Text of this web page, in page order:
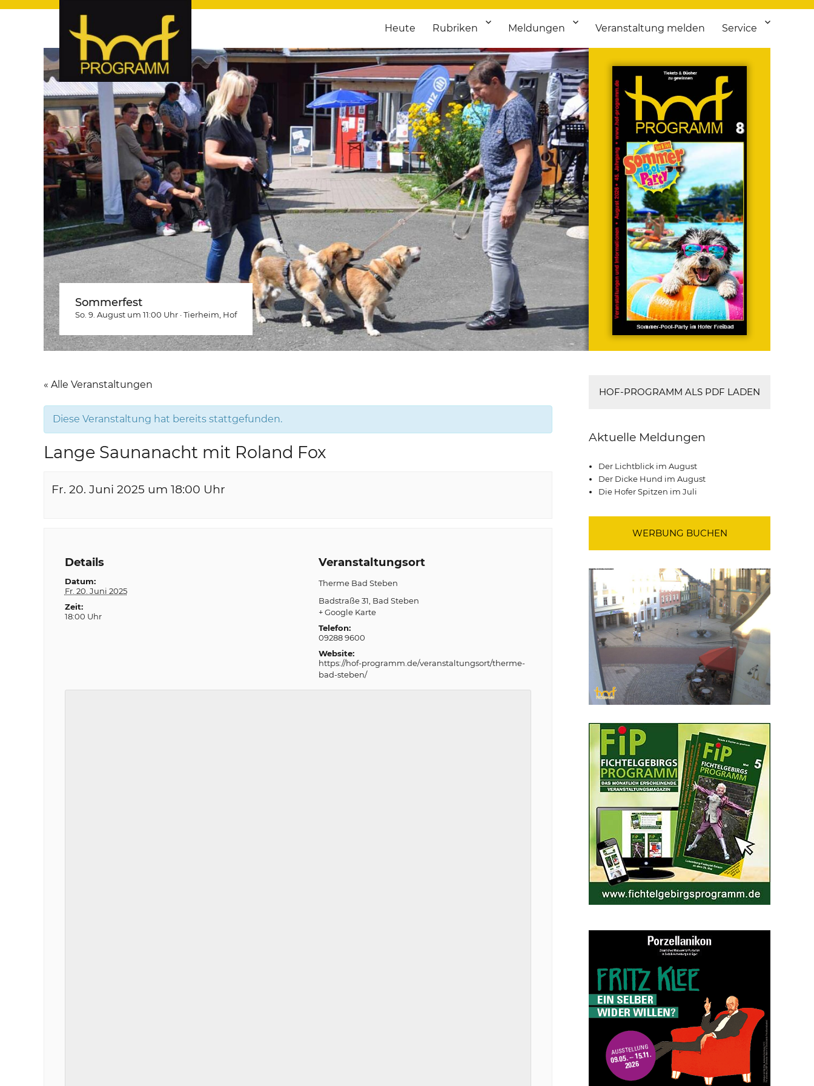
hof-programm – das Veranstaltungsportal für Hochfranken
hof-programm – das Veranstaltungsportal für Hof und Hochfranken. Täglich aktuelle Termine von Kultur bis Sport, von Theater bis Flohmarkt.
Heute Rubriken Meldungen Veranstaltung melden Service
Sommerfest
So. 9. August um 11:00 Uhr ·Tierheim , Hof
« Alle Veranstaltungen
Diese Veranstaltung hat bereits stattgefunden.
Lange Saunanacht mit Roland Fox
Fr. 20. Juni 2025 um 18:00 Uhr
Details
Datum:
Fr. 20. Juni 2025
Zeit:
18:00 Uhr
Veranstaltungsort
Therme Bad Steben
Badstraße 31 Bad Steben
+ Google Karte
Telefon:
09288 9600
Website:
https://hof-programm.de/veranstaltungsort/therme-
bad-steben/
HOF-PROGRAMM ALS PDF LADEN
Aktuelle Meldungen
Der Lichtblick im August
Der Dicke Hund im August
Die Hofer Spitzen im Juli
WERBUNG BUCHEN